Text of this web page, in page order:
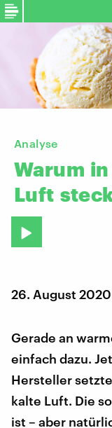
Analyse
Warum in
Luft
26. August 2020
Gerade an
einfach dazu.
Hersteller
kalte Luft. Die
ist – aber